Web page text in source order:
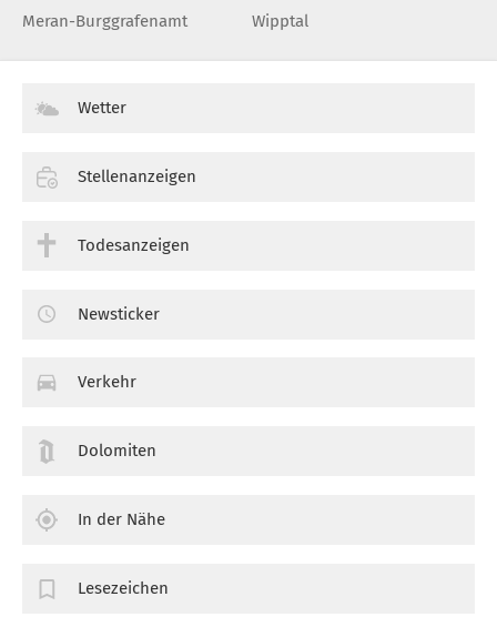
Meran-Burggrafenamt
Wipptal
Wetter
Stellenanzeigen
Todesanzeigen
Newsticker
Verkehr
Dolomiten
In der Nähe
Lesezeichen